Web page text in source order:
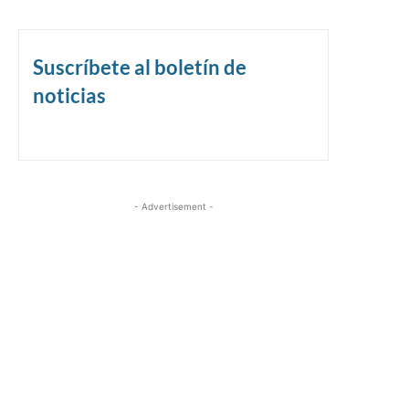
Suscríbete al boletín de
noticias
- Advertisement -